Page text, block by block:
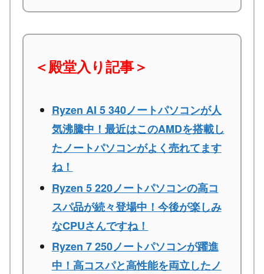
＜殿堂入り記事＞
Ryzen AI 5 340ノートパソコンが人
気沸騰中！最近はこのAMDを搭載し
たノートパソコンがよく売れてます
ね！
Ryzen 5 220ノートパソコンの高コ
スパ品が続々登場中！今後が楽しみ
なCPUさんですね！
Ryzen 7 250ノートパソコンが躍進
中！高コスパと高性能を両立したノ